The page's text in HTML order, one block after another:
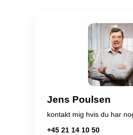
Jens Poulsen
kontakt mig hvis du har
+45 21 14 10 50